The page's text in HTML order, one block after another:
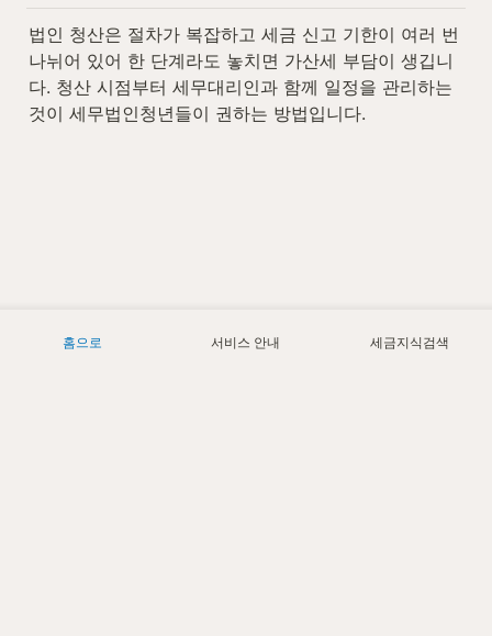
법인 청산은 절차가 복잡하고 세금 신고 기한이 여러 번
나뉘어 있어 한 단계라도 놓치면 가산세 부담이 생깁니
다. 청산 시점부터 세무대리인과 함께 일정을 관리하는
것이 세무법인청년들이 권하는 방법입니다.
홈으로 서비스 안내 세금지식검색